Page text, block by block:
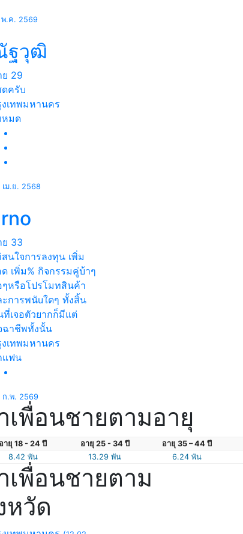
พ.ค. 2569
ฐวุฒิ
29
ครับ
งเทพมหานคร
หมด
เม.ย. 2568
33
นใจการลงทุน เพิ่ม
ด เพิ่ม% กิจกรรมคู่บ้าๆ
ๆหรือโปรโมทสินค้า
ะการพนัuใดๆ ทั้งสิ้น
ที่เจอตัวยากก็มีแต่
ฉาชีพทั้งนั้น
งเทพมหานคร
แฟน
ก.พ. 2569
เพื่อนชายตามอายุ
อายุ 18 - 24 ปี อายุ 25 - 34 ปี อายุ 35 – 44 ปี
8.42 พัน
13.29 พัน 6.24 พัน
เพื่อนชายตาม
หวัด